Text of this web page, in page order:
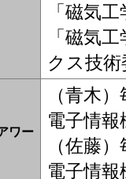
「磁気
「磁気
クス技
ワー
（青木
電子情報
（佐藤
電子情報